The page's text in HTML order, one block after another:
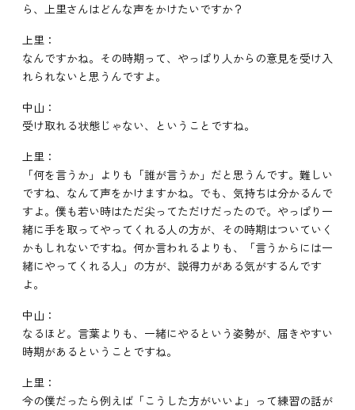
ら、上里さんはどんな声をかけたいですか？
上里：
なんですかね。その時期って、やっぱり人からの意見を受け入
れられないと思うんですよ。
中山：
受け取れる状態じゃない、ということですね。
上里：
「何を言うか」よりも「誰が言うか」だと思うんです。難しい
ですね、なんて声をかけますかね。でも、気持ちは分かるんで
すよ。僕も若い時はただ尖ってただけだったので。やっぱり一
緒に手を取ってやってくれる人の方が、その時期はついていく
かもしれないですね。何か言われるよりも、「言うからには一
緒にやってくれる人」の方が、説得力がある気がするんです
よ。
中山：
なるほど。言葉よりも、一緒にやるという姿勢が、届きやすい
時期があるということですね。
上里：
今の僕だったら例えば「こうした方がいいよ」って練習の話が